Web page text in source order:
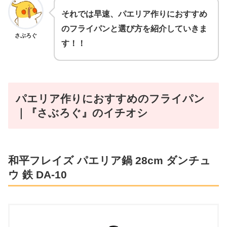
さぶろぐ
それでは早速、パエリア作りにおすすめ
のフライパンと選び方を紹介していきま
す！！
パエリア作りにおすすめのフライパン
｜『さぶろぐ』のイチオシ
和平フレイズ パエリア鍋 28cm ダンチュ
ウ 鉄 DA-10